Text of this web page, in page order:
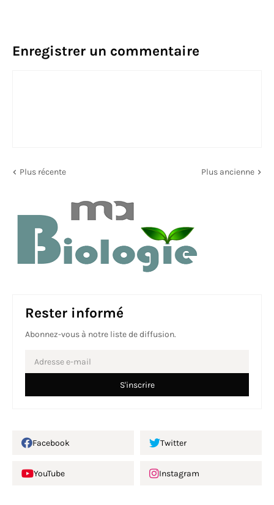
Enregistrer un commentaire
Plus récente Plus ancienne
Rester informé
Abonnez-vous à notre liste de diffusion.
Facebook Twitter
YouTube Instagram